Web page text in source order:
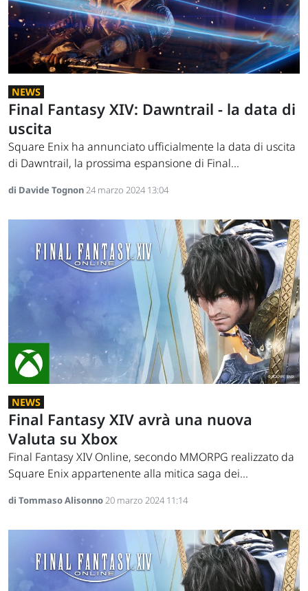
NEWS
Final Fantasy XIV: Dawntrail - la data di
uscita
Square Enix ha annunciato ufficialmente la data di uscita
di Dawntrail, la prossima espansione di Final...
di Davide Tognon24 marzo 2024 13:04
NEWS
Final Fantasy XIV avrà una nuova
Valuta su Xbox
Final Fantasy XIV Online, secondo MMORPG realizzato da
Square Enix appartenente alla mitica saga dei...
di Tommaso Alisonno 20 marzo 2024 11:14